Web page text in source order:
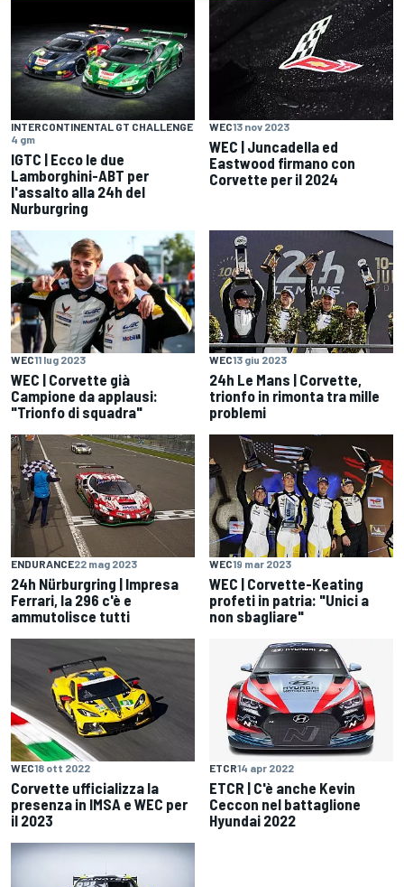
INTERCONTINENTAL GT CHALLENGE
4 gm
IGTC | Ecco le due
Lamborghini-ABT per
l'assalto alla 24h del
Nurburgring
WEC13 nov 2023
WEC | Juncadella ed
Eastwood firmano con
Corvette per il 2024
WEC11 lug 2023
WEC | Corvette già
Campione da applausi:
"Trionfo di squadra"
WEC13 giu 2023
24h Le Mans | Corvette,
trionfo in rimonta tra mille
problemi
ENDURANCE22 mag 2023
24h Nürburgring | Impresa
Ferrari, la 296 c'è e
ammutolisce tutti
WEC19 mar 2023
WEC | Corvette-Keating
profeti in patria: "Unici a
non sbagliare"
WEC18 ott 2022
Corvette ufficializza la
presenza in IMSA e WEC per
il 2023
ETCR14 apr 2022
ETCR | C'è anche Kevin
Ceccon nel battaglione
Hyundai 2022